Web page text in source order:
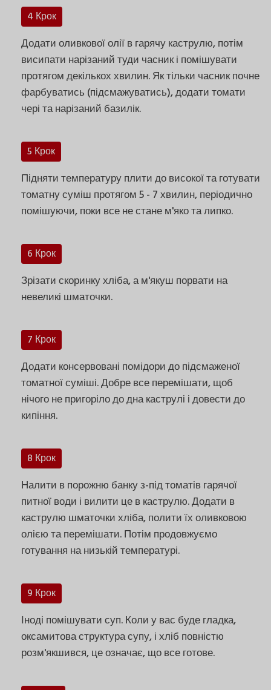
4 Крок
Додати оливкової олії в гарячу каструлю, потім
висипати нарізаний туди часник і помішувати
протягом декількох хвилин. Як тільки часник почне
фарбуватись (підсмажуватись), додати томати
чері та нарізаний базилік.
5 Крок
Підняти температуру плити до високої та готувати
томатну суміш протягом 5 - 7 хвилин, періодично
помішуючи, поки все не стане м'яко та липко.
6 Крок
Зрізати скоринку хліба, а м'якуш порвати на
невеликі шматочки.
7 Крок
Додати консервовані помідори до підсмаженої
томатної суміші. Добре все перемішати, щоб
нічого не пригоріло до дна каструлі і довести до
кипіння.
8 Крок
Налити в порожню банку з-під томатів гарячої
питної води і вилити це в каструлю. Додати в
каструлю шматочки хліба, полити їх оливковою
олією та перемішати. Потім продовжуємо
готування на низькій температурі.
9 Крок
Іноді помішувати суп. Коли у вас буде гладка,
оксамитова структура супу, і хліб повністю
розм'якшився, це означає, що все готове.